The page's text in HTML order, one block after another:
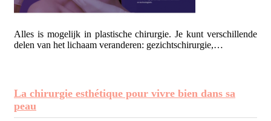
Alles is mogelijk in plastische chirurgie. Je kunt verschillende
delen van het lichaam veranderen: gezichtschirurgie,…
La chirurgie esthétique pour vivre bien dans sa
peau